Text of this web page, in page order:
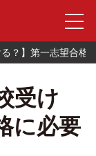
る？】第一志望合格
受け
に必要